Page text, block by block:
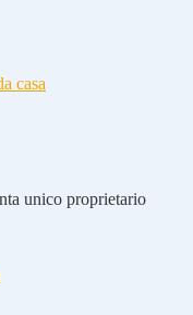
casa
unico proprietario